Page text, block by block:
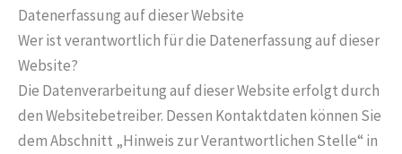
Datenerfassung auf dieser Website
Wer ist verantwortlich für die Datenerfassung auf dieser
Website?
Die Datenverarbeitung auf dieser Website erfolgt durch
den Websitebetreiber. Dessen Kontaktdaten können Sie
dem Abschnitt „Hinweis zur Verantwortlichen Stelle“ in